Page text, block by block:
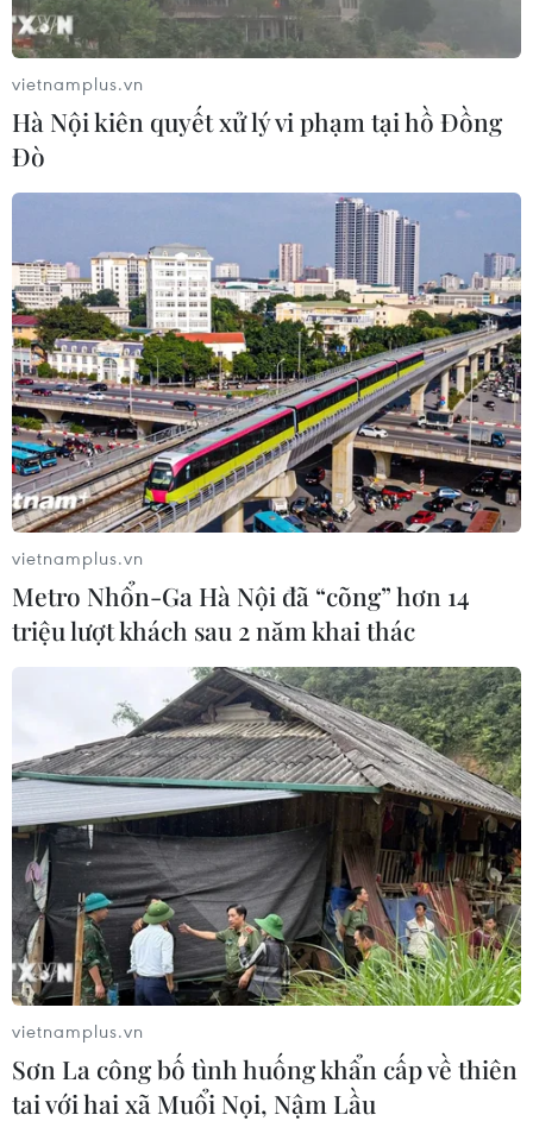
Chứng khoán châu Á phần lớn giảm do sức
ép từ lạm phát Mỹ
11/06/2026 08:54
Tại Trung Quốc, chỉ số Hang Seng của Hong Kong giảm
1,0%, xuống 24.156,43 điểm, còn chỉ số Shanghai
Composite trên sàn Thượng Hải giảm 0,2% xuống
3.987,01 điểm.
Chứng khoán Mỹ giảm mạnh do lạm phát
tăng và áp lực bán cổ phiếu công nghệ
11/06/2026 00:26
vietnamplus.vn
Hà Nội kiên quyết xử lý vi phạm tại hồ Đồng
Đò
vietnamplus.vn
Metro Nhổn-Ga Hà Nội đã “cõng” hơn 14
triệu lượt khách sau 2 năm khai thác
vietnamplus.vn
Sơn La công bố tình huống khẩn cấp về thiên
tai với hai xã Muổi Nọi, Nậm Lầu